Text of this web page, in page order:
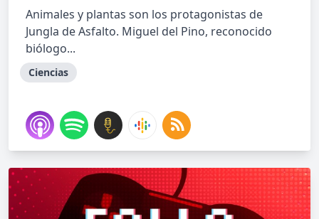
Animales y plantas son los protagonistas de
Jungla de Asfalto. Miguel del Pino, reconocido
biólogo...
Ciencias